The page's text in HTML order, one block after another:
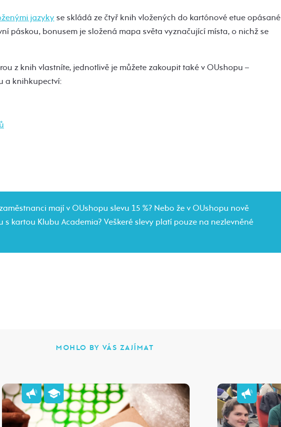
jazykyse skládá ze čtyř knih vložených do kartónové etue opásané
páskou, bonusem je složená mapa světa vyznačující místa, o nichž se
z knih vlastníte, jednotlivě je můžete zakoupit také v OUshopu –
a knihkupectví:
mají v OUshopu slevu 15 %? Nebo že v OUshopu nově
s kartou Klubu Academia? Veškeré slevy platí pouze na nezlevněné
MOHLO BY VÁS ZAJÍMAT